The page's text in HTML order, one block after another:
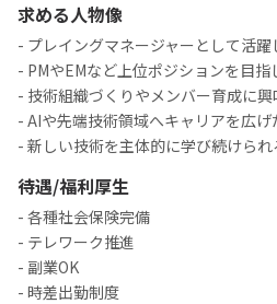
求める人物像
- プレイングマネージャーとして活躍
- PMやEMなど上位ポジションを目指
- 技術組織づくりやメンバー育成に
- AIや先端技術領域へキャリアを広げ
- 新しい技術を主体的に学び続けられ
待遇/福利厚生
- 各種社会保険完備
- テレワーク推進
- 副業OK
- 時差出勤制度